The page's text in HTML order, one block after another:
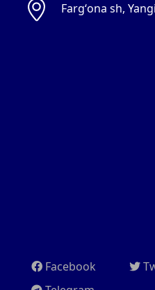
Fargʻona sh,
Facebook